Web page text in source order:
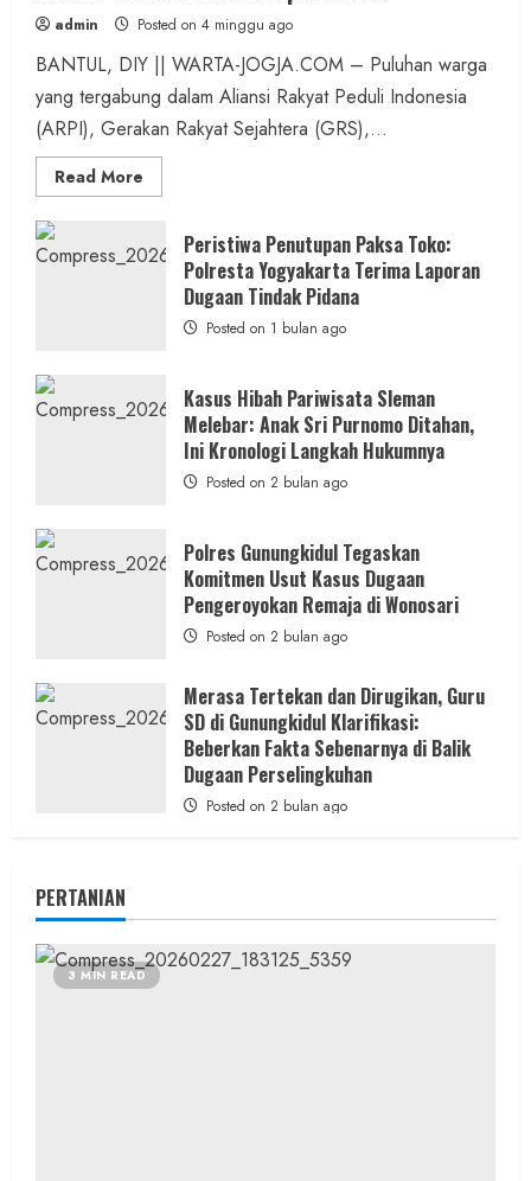
admin Posted on 4 minggu ago
BANTUL, DIY || WARTA-JOGJA.COM – Puluhan warga
yang tergabung dalam Aliansi Rakyat Peduli Indonesia
(ARPI), Gerakan Rakyat Sejahtera (GRS),...
Read More
more
Pelecehan
Anak
Bantul:
Aliansi
Kawal
Sampai
Tuntas
Peristiwa Penutupan Paksa Toko:
Polresta Yogyakarta Terima Laporan
Dugaan Tindak Pidana
Posted on 1 bulan ago
Kasus Hibah Pariwisata Sleman
Melebar: Anak Sri Purnomo Ditahan,
Ini Kronologi Langkah Hukumnya
Posted on 2 bulan ago
Polres Gunungkidul Tegaskan
Komitmen Usut Kasus Dugaan
Pengeroyokan Remaja di Wonosari
Posted on 2 bulan ago
Merasa Tertekan dan Dirugikan, Guru
SD di Gunungkidul Klarifikasi:
Beberkan Fakta Sebenarnya di Balik
Dugaan Perselingkuhan
Posted on 2 bulan ago
PERTANIAN
3 MIN READ